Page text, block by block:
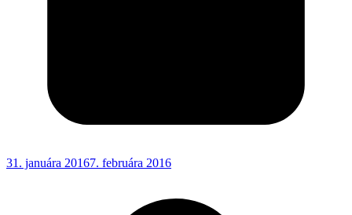
31. januára 20167. februára 2016